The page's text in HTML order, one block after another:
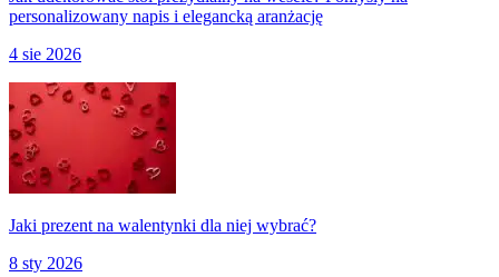
personalizowany napis i elegancką aranżację
4 sie 2026
Jaki prezent na walentynki dla niej wybrać?
8 sty 2026